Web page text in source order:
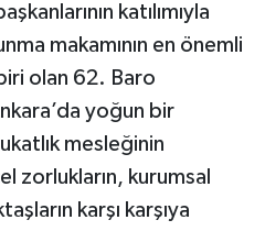
katılımıyla
makamının en önemli
olan 62. Baro
yoğun bir
mesleğinin
zorlukların, kurumsal
karşı karşıya